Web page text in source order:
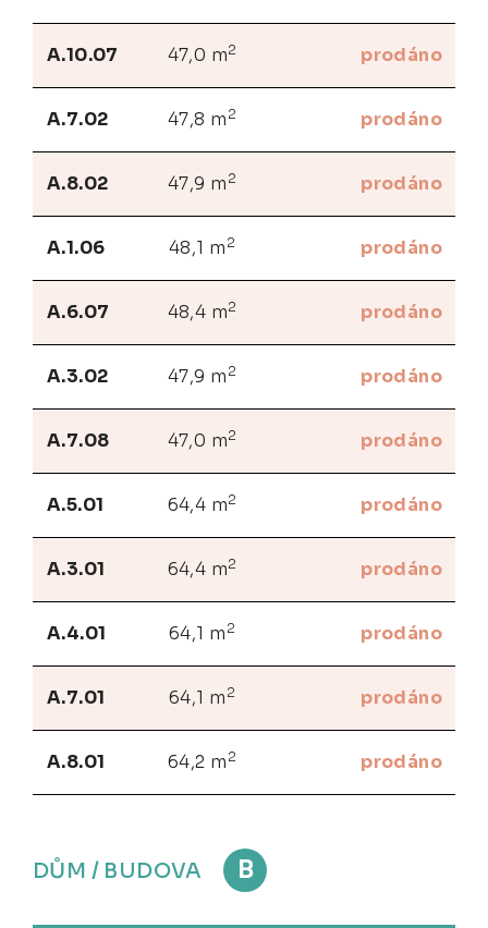
A.10.07 47,0 m2 prodáno
A.7.02 47,8 m 2 prodáno
A.8.02 47,9 m 2 prodáno
A.1.06 48,1 m 2 prodáno
A.6.07 48,4 m2 prodáno
A.3.02 47,9 m 2 prodáno
A.7.08 47,0 m2 prodáno
A.5.01 64,4 m2 prodáno
A.3.01 64,4 m2 prodáno
A.4.01 64,1 m 2 prodáno
A.7.01 64,1 m 2 prodáno
A.8.01 64,2 m 2 prodáno
DŮM / BUDOVA B